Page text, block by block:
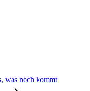
was noch kommt